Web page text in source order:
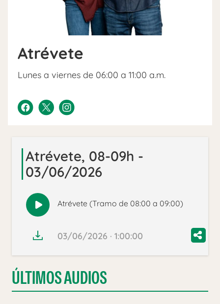
Atrévete
Lunes a viernes de 06:00 a 11:00 a.m.
Atrévete, 08-09h -
03/06/2026
Reproducir
audio
Atrévete (Tramo de 08:00 a 09:00)
03/06/2026 · 1:00:00
ÚLTIMOS AUDIOS